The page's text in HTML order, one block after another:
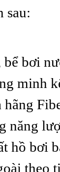
sau:
bơi
minh
hãng
năng
hồ bơi
theo